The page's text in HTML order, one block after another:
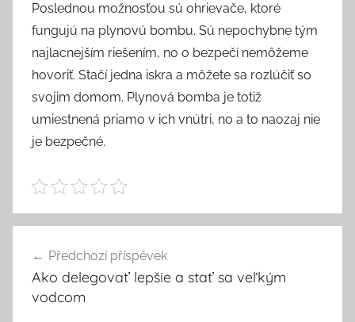
Poslednou možnosťou sú ohrievače, ktoré
fungujú na plynovú bombu. Sú nepochybne tým
najlacnejším riešením, no o bezpečí nemôžeme
hovoriť. Stačí jedna iskra a môžete sa rozlúčiť so
svojim domom. Plynová bomba je totiž
umiestnená priamo v ich vnútri, no a to naozaj nie
je bezpečné.
pro
příspěvek
Předchozí příspěvek
Ako delegovať lepšie a stať sa veľkým
vodcom